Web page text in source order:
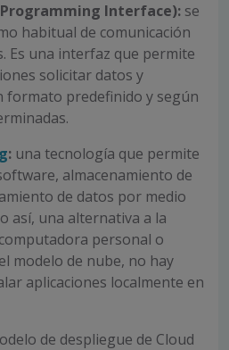
Interface): se
habitual de comunicación
Es una interfaz que permite
solicitar datos y
formato predefinido y según
: una tecnología que permite
almacenamiento de
de datos por medio
así, una alternativa a la
personal o
modelo de nube, no hay
aplicaciones localmente en
de despliegue de Cloud